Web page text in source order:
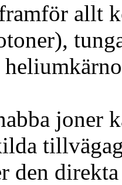
allt
joner
den